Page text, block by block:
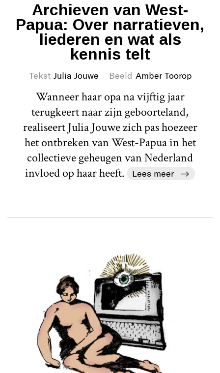
Archieven van West-
Papua: Over narratieven,
liederen en wat als
kennis telt
Tekst Julia Jouwe Beeld Amber Toorop
Wanneer haar opa na vijftig jaar
terugkeert naar zijn geboorteland,
realiseert Julia Jouwe zich pas hoezeer
het ontbreken van West-Papua in het
collectieve geheugen van Nederland
invloed op haar heeft.
Lees meer